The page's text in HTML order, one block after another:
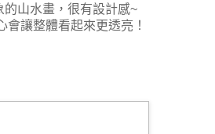
的山水畫，很有設計感~
會讓整體看起來更透亮！